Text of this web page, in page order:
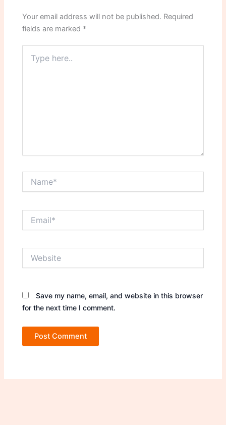
Your email address will not be published. Required
fields are marked *
here..
Save my name, email, and website in this browser
for the next time I comment.